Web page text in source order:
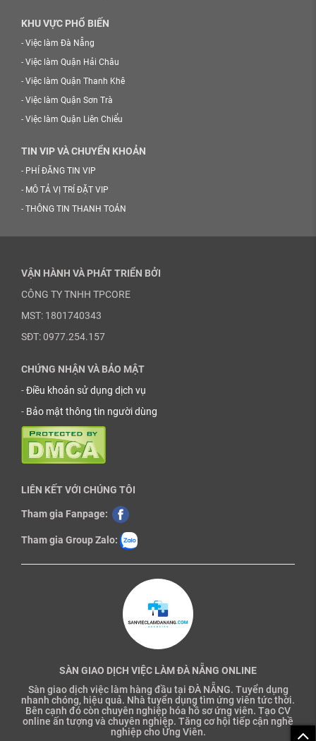
KHU VỰC PHỔ BIẾN
- Việc làm Đà Nẵng
- Việc làm Quận Hải Châu
- Việc làm Quận Thanh Khê
- Việc làm Quận Sơn Trà
- Việc làm Quận Liên Chiểu
TIN VIP VÀ CHUYỂN KHOẢN
- PHÍ ĐĂNG TIN VIP
- MÔ TẢ VỊ TRÍ ĐẶT VIP
- THÔNG TIN THANH TOÁN
VẬN HÀNH VÀ PHÁT TRIỂN BỞI
CÔNG TY TNHH TPCORE
MST: 1801740343
SĐT: 0977.254.157
CHỨNG NHẬN VÀ BẢO MẬT
-Điều khoản sử dụng dịch vụ
- Bảo mật thông tin người dùng
LIÊN KẾT VỚI CHÚNG TÔI
Tham gia Fanpage:
Tham gia Group Zalo:
SÀN GIAO DỊCH VIỆC LÀM ĐÀ NẴNG ONLINE
Sàn giao dịch việc làm hàng đầu tại ĐÀ NẴNG. Tuyển dụng
nhanh chóng, hiệu quả. Nhà tuyển dụng tìm ứng viên tức thời.
Bên cạnh đó còn chuyên nghiệp hóa hồ sơ ứng viên. Tạo CV
online ấn tượng và chuyên nghiệp. Tăng cơ hội tiếp cận nghề
nghiệp cho Ứng Viên.